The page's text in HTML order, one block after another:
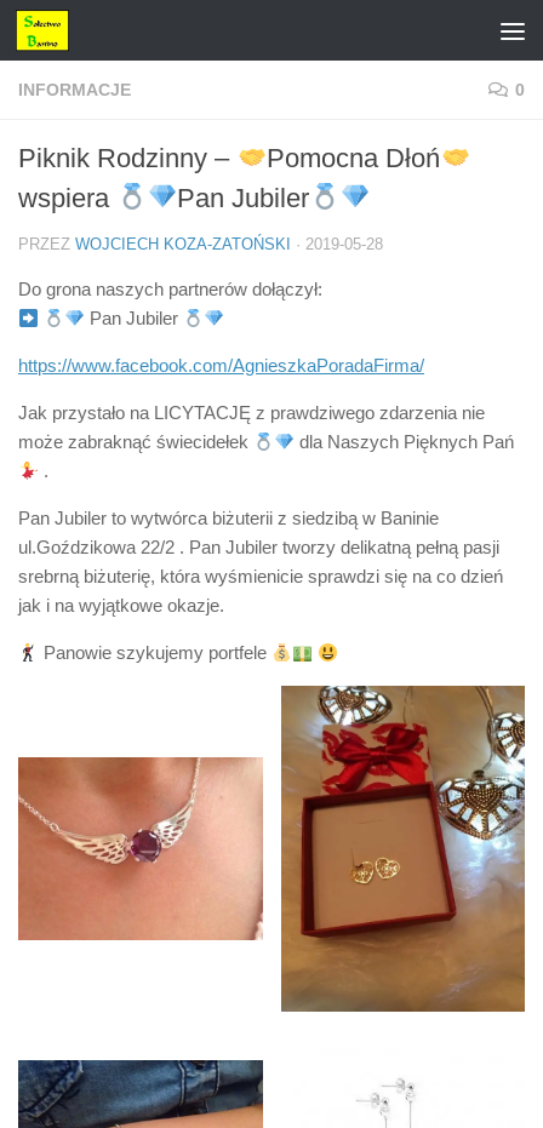
Przejdź do treści
INFORMACJE 0
Piknik Rodzinny –
Pomocna Dłoń
wspiera
Pan Jubiler
PRZEZ WOJCIECH KOZA-ZATOŃSKI · 2019-05-28
Do grona naszych partnerów dołączył:
Pan Jubiler
https://www.facebook.com/AgnieszkaPoradaFirma/
Jak przystało na LICYTACJĘ z prawdziwego zdarzenia nie
może zabraknąć świecidełek
dla Naszych Pięknych Pań
.
Pan Jubiler to wytwórca biżuterii z siedzibą w Baninie
ul.Goździkowa 22/2 . Pan Jubiler tworzy delikatną pełną pasji
srebrną biżuterię, która wyśmienicie sprawdzi się na co dzień
jak i na wyjątkowe okazje.
Panowie szykujemy portfele